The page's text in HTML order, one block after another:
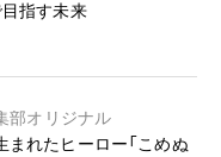
目指す未来
部オリジナル
まれたヒーロー「こめぬ